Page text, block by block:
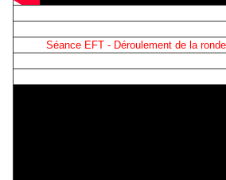
Séance EFT - Déroulement de la